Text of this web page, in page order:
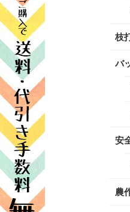
枝
バ
安
農